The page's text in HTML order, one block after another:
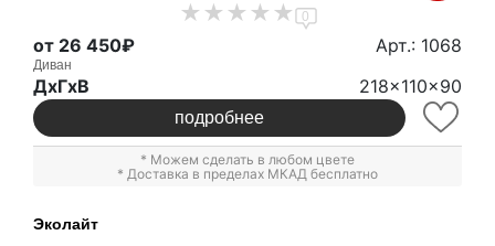
0
от 26 450₽ Арт.: 1068
Диван
ДxГxВ 218x110x90
подробнее
* Можем сделать в любом цвете
* Доставка в пределах МКАД бесплатно
Эколайт